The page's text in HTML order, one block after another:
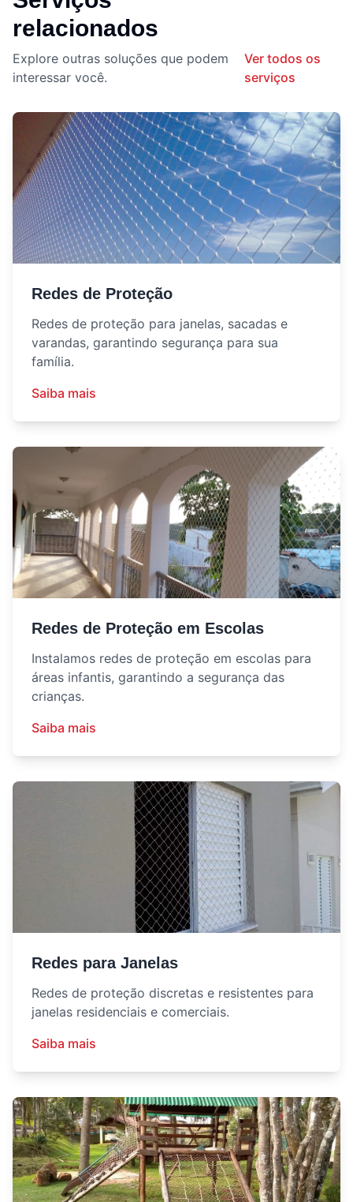
relacionados
Explore outras soluções que podem
interessar você.
Ver todos os
serviços
Redes de Proteção
Redes de proteção para janelas, sacadas e
varandas, garantindo segurança para sua
família.
Saiba mais
Redes de Proteção em Escolas
Instalamos redes de proteção em escolas para
áreas infantis, garantindo a segurança das
crianças.
Saiba mais
Redes para Janelas
Redes de proteção discretas e resistentes para
janelas residenciais e comerciais.
Saiba mais